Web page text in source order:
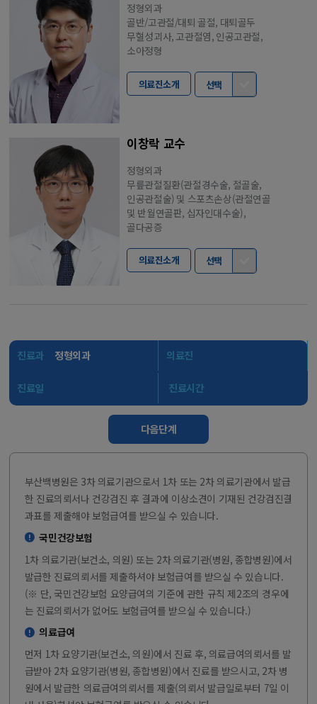
정형외과
골반/고관절/대퇴 골절, 대퇴골두
무혈성괴사, 고관절염, 인공고관절,
소아정형
의료진소개 선택
이창락 교수
정형외과
무릎관절질환(관절경수술, 절골술,
인공관절술) 및 스포츠손상(관절연골
및 반월연골판, 십자인대수술),
골다공증
의료진소개 선택
진료과 정형외과 의료진
진료일 진료시간
다음단계
부산백병원은 3차 의료기관으로서 1차 또는 2차 의료기관에서 발급
한 진료의뢰서나 건강검진 후 결과에 이상소견이 기재된 건강검진결
과표를 제출해야 보험급여를 받으실 수 있습니다.
국민건강보험
1차 의료기관(보건소, 의원) 또는 2차 의료기관(병원, 종합병원)에서
발급한 진료의뢰서를 제출하셔야 보험급여를 받으실 수 있습니다.
(※ 단, 국민건강보험 요양급여의 기준에 관한 규칙 제2조의 경우에
는 진료의뢰서가 없어도 보험급여를 받으실 수 있습니다.)
의료급여
먼저 1차 요양기관(보건소, 의원)에서 진료 후, 의료급여의뢰서를 발
급받아 2차 요양기관(병원, 종합병원)에서 진료를 받으시고, 2차 병
원에서 발급한 의료급여의뢰서를 제출(의뢰서 발급일로부터 7일 이